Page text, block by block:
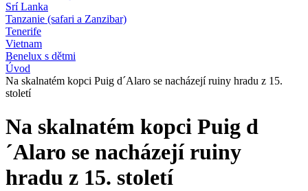
Srí Lanka
Tanzanie (safari a Zanzibar)
Tenerife
Vietnam
Benelux s dětmi
Drobečková
Úvod
Na skalnatém kopci Puig d´Alaro se nacházejí ruiny hradu z 15.
století
Na skalnatém kopci Puig d
´Alaro se nacházejí ruiny
hradu z 15. století